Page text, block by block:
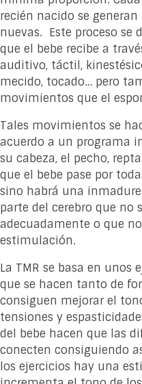
recién nacido se
nuevas. Este proceso se
que el bebe recibe a
auditivo, táctil,
mecido, tocado… pero
movimientos que el
Tales movimientos se
acuerdo a un programa
su cabeza, el pecho,
que el bebe pase por
sino habrá una
parte del cerebro que no
adecuadamente o que
estimulación.
La TMR se basa en unos
que se hacen tanto de
consiguen mejorar el
tensiones y
del bebe hacen que las
conecten consiguiendo
los ejercicios hay una